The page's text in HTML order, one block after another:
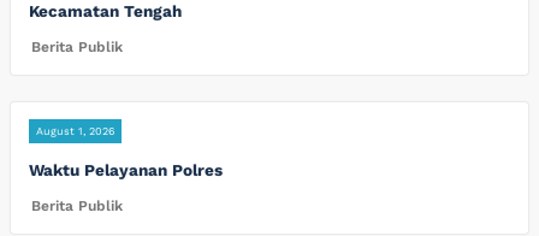
Kecamatan Tengah
Berita Publik
August 1, 2026
Waktu Pelayanan Polres
Berita Publik